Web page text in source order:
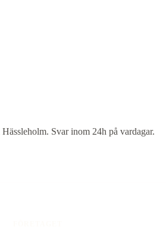
Hässleholm. Svar inom 24h på vardagar.